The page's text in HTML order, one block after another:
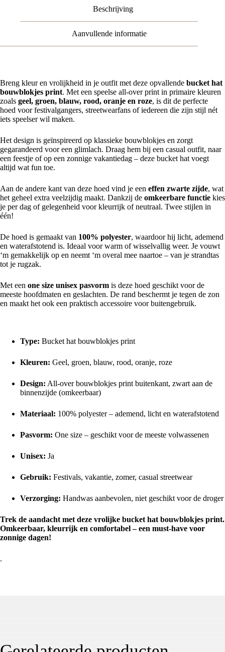
Beschrijving
Aanvullende informatie
Breng kleur en vrolijkheid in je outfit met deze opvallende bucket hat
bouwblokjes print. Met een speelse all-over print in primaire kleuren
zoals geel, groen, blauw, rood, oranje en roze, is dit de perfecte
hoed voor festivalgangers, streetwearfans of iedereen die zijn stijl nét
iets speelser wil maken.
Het design is geïnspireerd op klassieke bouwblokjes en zorgt
gegarandeerd voor een glimlach. Draag hem bij een casual outfit, naar
een feestje of op een zonnige vakantiedag – deze bucket hat voegt
altijd wat fun toe.
Aan de andere kant van deze hoed vind je een effen zwarte zijde, wat
het geheel extra veelzijdig maakt. Dankzij de omkeerbare functie kies
je per dag of gelegenheid voor kleurrijk of neutraal. Twee stijlen in
één!
De hoed is gemaakt van 100% polyester, waardoor hij licht, ademend
en waterafstotend is. Ideaal voor warm of wisselvallig weer. Je vouwt
‘m gemakkelijk op en neemt ‘m overal mee naartoe – van je strandtas
tot je rugzak.
Met een one size unisex pasvorm is deze hoed geschikt voor de
meeste hoofdmaten en geslachten. De rand beschermt je tegen de zon
en maakt het ook een praktisch accessoire voor buitengebruik.
Type: Bucket hat bouwblokjes print
Kleuren: Geel, groen, blauw, rood, oranje, roze
Design: All-over bouwblokjes print buitenkant, zwart aan de
binnenzijde (omkeerbaar)
Materiaal: 100% polyester – ademend, licht en waterafstotend
Pasvorm: One size – geschikt voor de meeste volwassenen
Unisex: Ja
Gebruik: Festivals, vakantie, zomer, casual streetwear
Verzorging: Handwas aanbevolen, niet geschikt voor de droger
Trek de aandacht met deze vrolijke bucket hat bouwblokjes print.
Omkeerbaar, kleurrijk en comfortabel – een must-have voor
zonnige dagen!
.